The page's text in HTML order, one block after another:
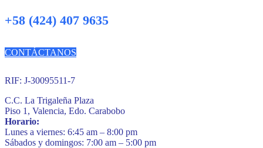
+58 (424) 407 9635
CONTÁCTANOS
RIF: J-30095511-7
C.C. La Trigaleña Plaza
Piso 1, Valencia, Edo. Carabobo
Horario:
Lunes a viernes: 6:45 am – 8:00 pm
Sábados y domingos: 7:00 am – 5:00 pm